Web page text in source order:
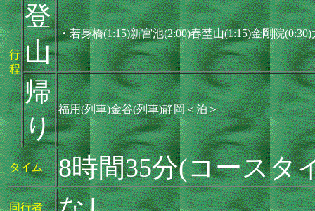
行
程
登
山
・若身橋(1:15)新宮池(2:00)春埜山(1:15)金剛院
帰
り
福用(列車)金谷(列車)静岡＜泊＞
タイム 8時間35分(コースタ
同行者